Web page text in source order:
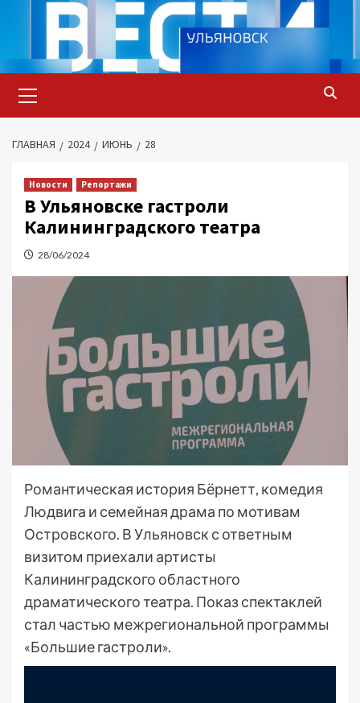
содержимому
меню
ГЛАВНАЯ 2024 ИЮНЬ 28
Новости Репортажи
В Ульяновске гастроли
Калининградского театра
28/06/2024
Романтическая история Бёрнетт, комедия
Людвига и семейная драма по мотивам
Островского. В Ульяновск с ответным
визитом приехали артисты
Калининградского областного
драматического театра. Показ спектаклей
стал частью межрегиональной программы
«Большие гастроли».